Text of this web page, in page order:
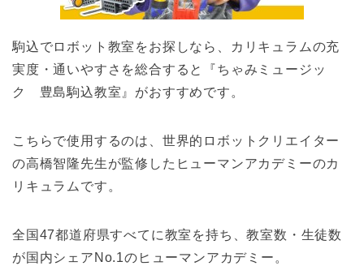
駒込でロボット教室をお探しなら、カリキュラムの充
実度・通いやすさを総合すると『ちゃみミュージッ
ク 豊島駒込教室』がおすすめです。
こちらで使用するのは、世界的ロボットクリエイター
の高橋智隆先生が監修したヒューマンアカデミーのカ
リキュラムです。
全国47都道府県すべてに教室を持ち、教室数・生徒数
が国内シェアNo.1のヒューマンアカデミー。